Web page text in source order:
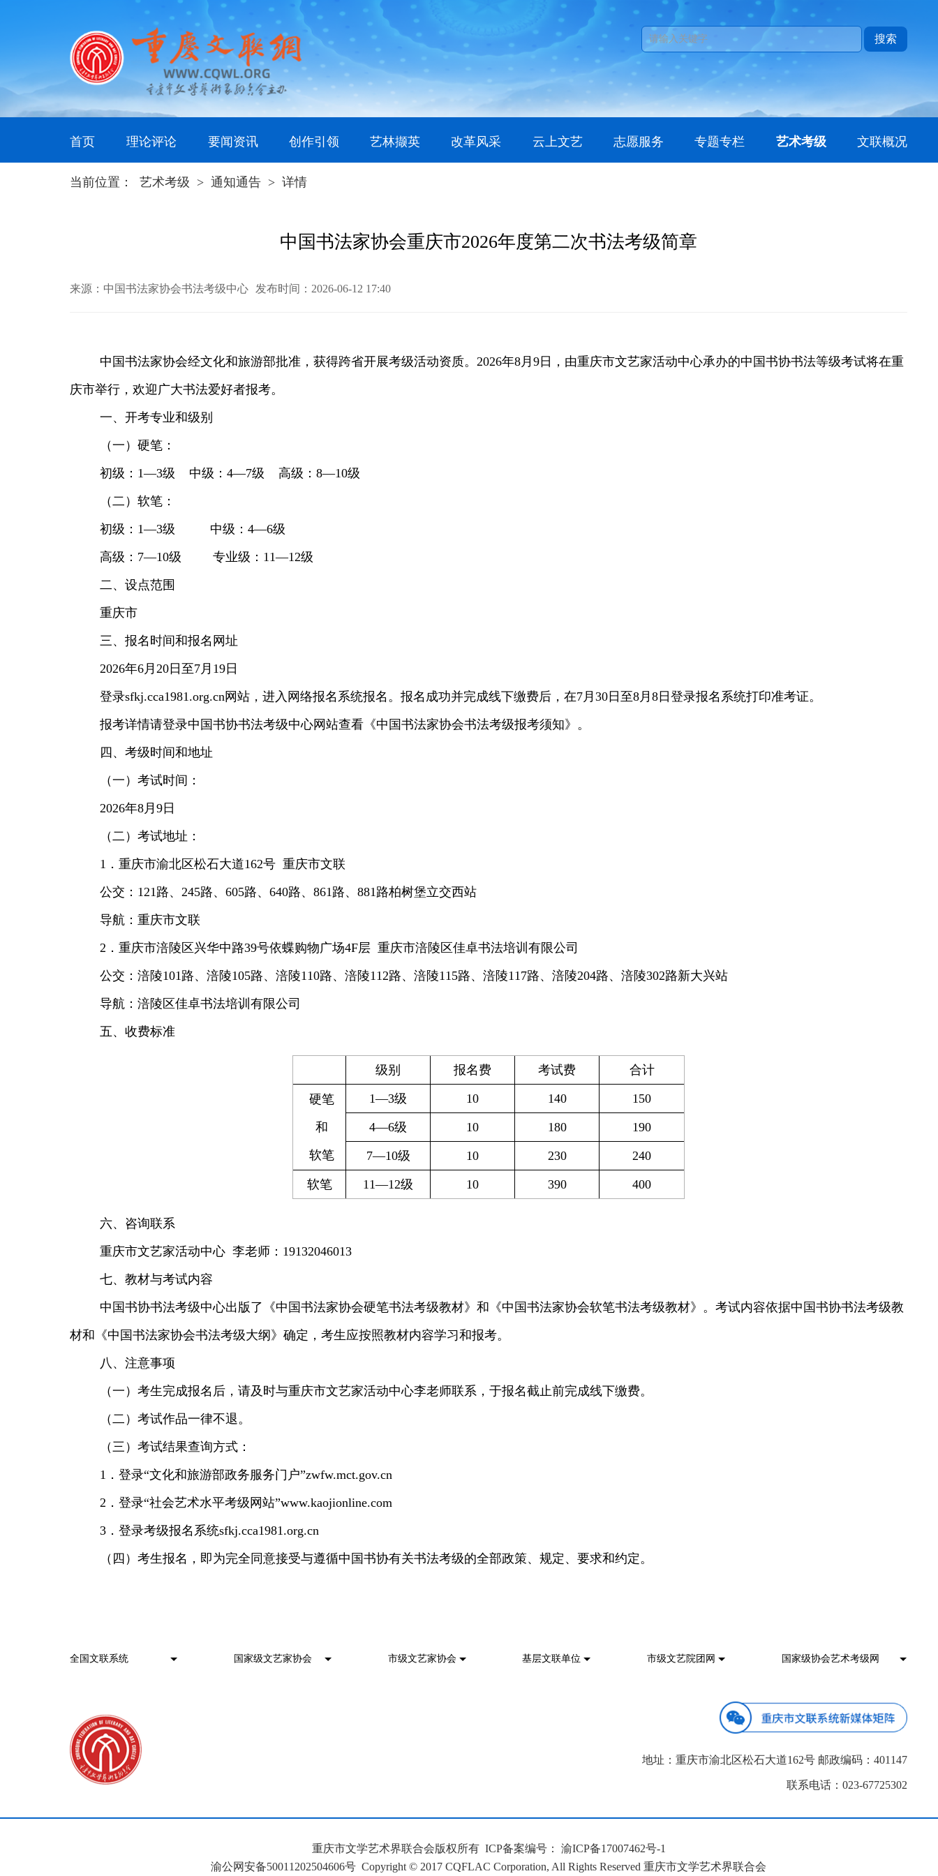
搜索
首页 理论评论 要闻资讯 创作引领 艺林撷英 改革风采 云上文艺 志愿服务 专题专栏 艺术考级 文联概况
当前位置： 艺术考级 > 通知通告 > 详情
中国书法家协会重庆市2026年度第二次书法考级简章
来源：中国书法家协会书法考级中心 发布时间：2026-06-12 17:40
中国书法家协会经文化和旅游部批准，获得跨省开展考级活动资质。2026年8月9日，由重庆市文艺家活动中心承办的中国书协书法等级考试将在重
庆市举行，欢迎广大书法爱好者报考。
一、开考专业和级别
（一）硬笔：
初级：1—3级 中级：4—7级 高级：8—10级
（二）软笔：
初级：1—3级 中级：4—6级
高级：7—10级 专业级：11—12级
二、设点范围
重庆市
三、报名时间和报名网址
2026年6月20日至7月19日
登录sfkj.cca1981.org.cn网站，进入网络报名系统报名。报名成功并完成线下缴费后，在7月30日至8月8日登录报名系统打印准考证。
报考详情请登录中国书协书法考级中心网站查看《中国书法家协会书法考级报考须知》。
四、考级时间和地址
（一）考试时间：
2026年8月9日
（二）考试地址：
1．重庆市渝北区松石大道162号 重庆市文联
公交：121路、245路、605路、640路、861路、881路柏树堡立交西站
导航：重庆市文联
2．重庆市涪陵区兴华中路39号依蝶购物广场4F层 重庆市涪陵区佳卓书法培训有限公司
公交：涪陵101路、涪陵105路、涪陵110路、涪陵112路、涪陵115路、涪陵117路、涪陵204路、涪陵302路新大兴站
导航：涪陵区佳卓书法培训有限公司
五、收费标准
级别 报名费 考试费 合计
硬笔
和
软笔
1—3级 10 140 150
4—6级 10 180 190
7—10级 10 230 240
软笔 11—12级 10 390 400
六、咨询联系
重庆市文艺家活动中心 李老师：19132046013
七、教材与考试内容
中国书协书法考级中心出版了《中国书法家协会硬笔书法考级教材》和《中国书法家协会软笔书法考级教材》。考试内容依据中国书协书法考级教
材和《中国书法家协会书法考级大纲》确定，考生应按照教材内容学习和报考。
八、注意事项
（一）考生完成报名后，请及时与重庆市文艺家活动中心李老师联系，于报名截止前完成线下缴费。
（二）考试作品一律不退。
（三）考试结果查询方式：
1．登录“文化和旅游部政务服务门户”zwfw.mct.gov.cn
2．登录“社会艺术水平考级网站”www.kaojionline.com
3．登录考级报名系统sfkj.cca1981.org.cn
（四）考生报名，即为完全同意接受与遵循中国书协有关书法考级的全部政策、规定、要求和约定。
地址：重庆市渝北区松石大道162号 邮政编码：401147
联系电话：023-67725302
重庆市文学艺术界联合会版权所有 ICP备案编号： 渝ICP备17007462号-1
渝公网安备50011202504606号 Copyright © 2017 CQFLAC Corporation, All Rights Reserved 重庆市文学艺术界联合会